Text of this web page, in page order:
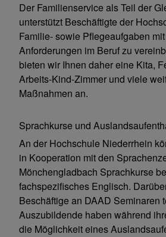
Der Familienservice als Teil der
unterstützt Beschäftigte der
Familie- sowie Pflegeaufgaben
Anforderungen im Beruf zu
bieten wir Ihnen daher eine Kita,
Arbeits-Kind-Zimmer und viele
Maßnahmen an.
Sprachkurse und
An der Hochschule Niederrhein
in Kooperation mit den
Mönchengladbach Sprachkurse
fachspezifisches Englisch.
Beschäftige an DAAD Seminaren
Auszubildende haben während
die Möglichkeit eines